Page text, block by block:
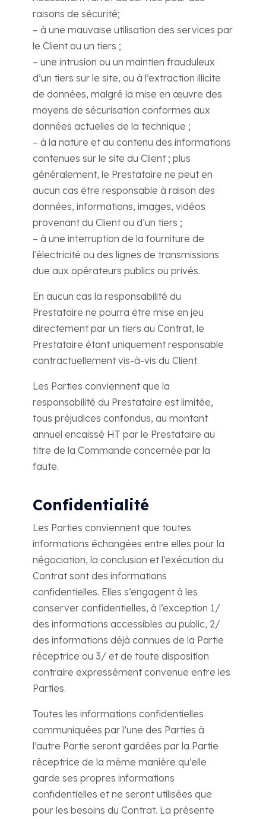
raisons de sécurité;
– à une mauvaise utilisation des services par
le Client ou un tiers ;
– une intrusion ou un maintien frauduleux
d’un tiers sur le site, ou à l’extraction illicite
de données, malgré la mise en œuvre des
moyens de sécurisation conformes aux
données actuelles de la technique ;
– à la nature et au contenu des informations
contenues sur le site du Client ; plus
généralement, le Prestataire ne peut en
aucun cas être responsable à raison des
données, informations, images, vidéos
provenant du Client ou d’un tiers ;
– à une interruption de la fourniture de
l’électricité ou des lignes de transmissions
due aux opérateurs publics ou privés.
En aucun cas la responsabilité du
Prestataire ne pourra être mise en jeu
directement par un tiers au Contrat, le
Prestataire étant uniquement responsable
contractuellement vis-à-vis du Client.
Les Parties conviennent que la
responsabilité du Prestataire est limitée,
tous préjudices confondus, au montant
annuel encaissé HT par le Prestataire au
titre de la Commande concernée par la
faute.
Confidentialité
Les Parties conviennent que toutes
informations échangées entre elles pour la
négociation, la conclusion et l’exécution du
Contrat sont des informations
confidentielles. Elles s’engagent à les
conserver confidentielles, à l’exception 1/
des informations accessibles au public, 2/
des informations déjà connues de la Partie
réceptrice ou 3/ et de toute disposition
contraire expressément convenue entre les
Parties.
Toutes les informations confidentielles
communiquées par l’une des Parties à
l’autre Partie seront gardées par la Partie
réceptrice de la même manière qu’elle
garde ses propres informations
confidentielles et ne seront utilisées que
pour les besoins du Contrat. La présente